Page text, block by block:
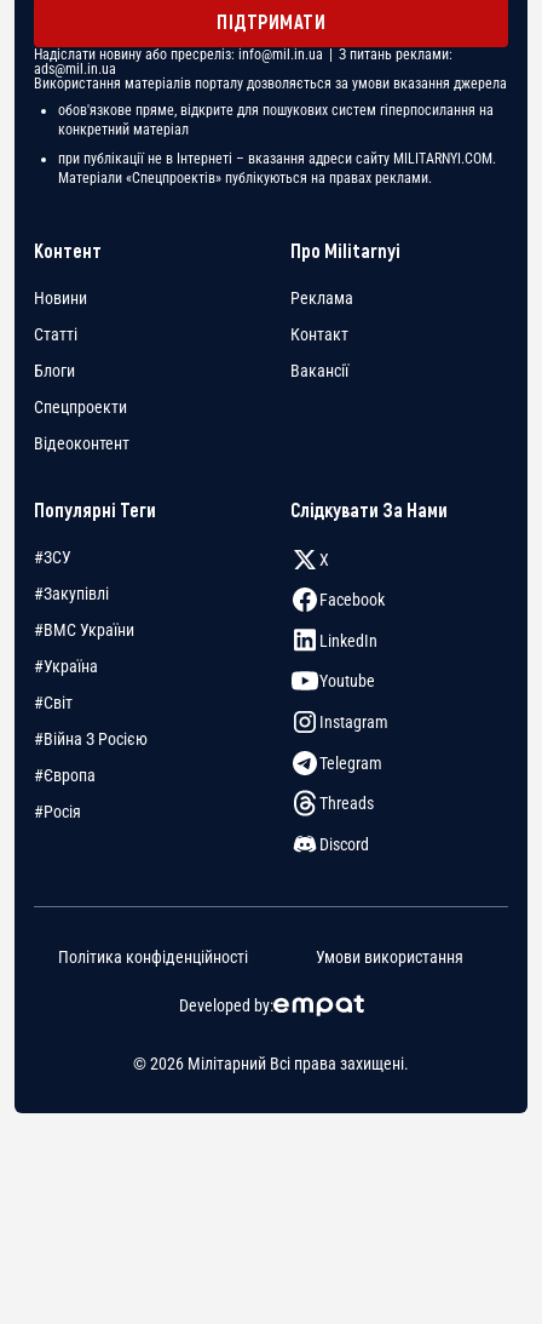
ПІДТРИМАТИ
Надіслати новину або пресреліз: info@mil.in.ua | З питань реклами:
ads@mil.in.ua
Використання матеріалів порталу дозволяється за умови вказання джерела
обов'язкове пряме, відкрите для пошукових систем гіперпосилання на
конкретний матеріал
при публікації не в Інтернеті – вказання адреси сайту MILITARNYI.COM.
Матеріали «Спецпроектів» публікуються на правах реклами.
Контент
Новини
Статті
Блоги
Спецпроекти
Відеоконтент
Про Militarnyi
Реклама
Контакт
Вакансії
Популярні Теги
#ЗСУ
#Закупівлі
#ВМС України
#Україна
#Світ
#Війна З Росією
#Європа
#Росія
Слідкувати За Нами
X
Facebook
LinkedIn
Youtube
Instagram
Telegram
Threads
Discord
© 2026 Мілітарний Всі права захищені.
Developed by:
Політика конфіденційності Умови використання